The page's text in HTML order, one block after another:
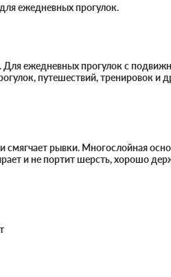
ежедневных прогулок.
ежедневных прогулок с
путешествий, тренировок и
рывки. Многослойная
и не портит шерсть, хорошо